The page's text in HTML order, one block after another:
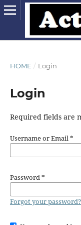
HOME / Login
Login
Required fields are
Username or Email*
Password*
Forgot your password?